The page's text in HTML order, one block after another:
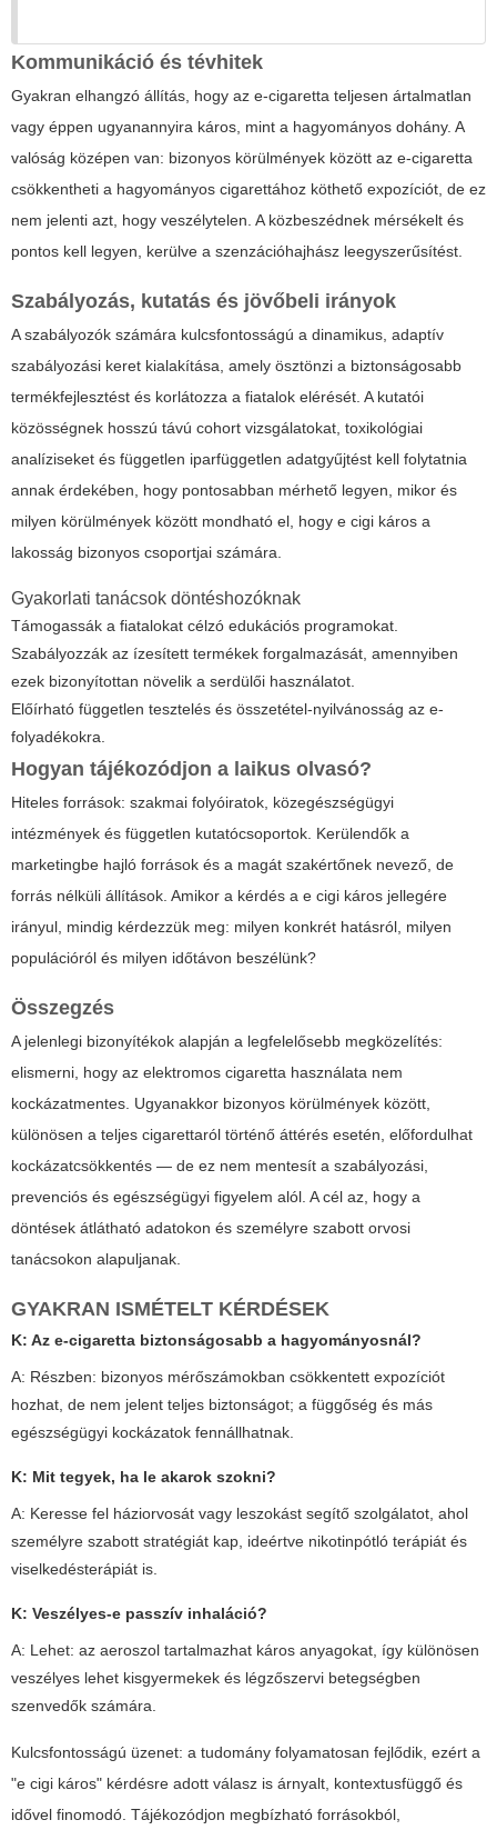
Kommunikáció és tévhitek
Gyakran elhangzó állítás, hogy az e-cigaretta teljesen ártalmatlan
vagy éppen ugyanannyira káros, mint a hagyományos dohány. A
valóság középen van: bizonyos körülmények között az e-cigaretta
csökkentheti a hagyományos cigarettához köthető expozíciót, de ez
nem jelenti azt, hogy veszélytelen. A közbeszédnek mérsékelt és
pontos kell legyen, kerülve a szenzációhajhász leegyszerűsítést.
Szabályozás, kutatás és jövőbeli irányok
A szabályozók számára kulcsfontosságú a dinamikus, adaptív
szabályozási keret kialakítása, amely ösztönzi a biztonságosabb
termékfejlesztést és korlátozza a fiatalok elérését. A kutatói
közösségnek hosszú távú cohort vizsgálatokat, toxikológiai
analíziseket és független iparfüggetlen adatgyűjtést kell folytatnia
annak érdekében, hogy pontosabban mérhető legyen, mikor és
milyen körülmények között mondható el, hogy e cigi káros a
lakosság bizonyos csoportjai számára.
Gyakorlati tanácsok döntéshozóknak
Támogassák a fiatalokat célzó edukációs programokat.
Szabályozzák az ízesített termékek forgalmazását, amennyiben
ezek bizonyítottan növelik a serdülői használatot.
Előírható független tesztelés és összetétel-nyilvánosság az e-
folyadékokra.
Hogyan tájékozódjon a laikus olvasó?
Hiteles források: szakmai folyóiratok, közegészségügyi
intézmények és független kutatócsoportok. Kerülendők a
marketingbe hajló források és a magát szakértőnek nevező, de
forrás nélküli állítások. Amikor a kérdés a e cigi káros jellegére
irányul, mindig kérdezzük meg: milyen konkrét hatásról, milyen
populációról és milyen időtávon beszélünk?
Összegzés
A jelenlegi bizonyítékok alapján a legfelelősebb megközelítés:
elismerni, hogy az elektromos cigaretta használata nem
kockázatmentes. Ugyanakkor bizonyos körülmények között,
különösen a teljes cigarettaról történő áttérés esetén, előfordulhat
kockázatcsökkentés — de ez nem mentesít a szabályozási,
prevenciós és egészségügyi figyelem alól. A cél az, hogy a
döntések átlátható adatokon és személyre szabott orvosi
tanácsokon alapuljanak.
GYAKRAN ISMÉTELT KÉRDÉSEK
K: Az e-cigaretta biztonságosabb a hagyományosnál?
A: Részben: bizonyos mérőszámokban csökkentett expozíciót
hozhat, de nem jelent teljes biztonságot; a függőség és más
egészségügyi kockázatok fennállhatnak.
K: Mit tegyek, ha le akarok szokni?
A: Keresse fel háziorvosát vagy leszokást segítő szolgálatot, ahol
személyre szabott stratégiát kap, ideértve nikotinpótló terápiát és
viselkedésterápiát is.
K: Veszélyes-e passzív inhaláció?
A: Lehet: az aeroszol tartalmazhat káros anyagokat, így különösen
veszélyes lehet kisgyermekek és légzőszervi betegségben
szenvedők számára.
Kulcsfontosságú üzenet: a tudomány folyamatosan fejlődik, ezért a
"e cigi káros" kérdésre adott válasz is árnyalt, kontextusfüggő és
idővel finomodó. Tájékozódjon megbízható forrásokból,